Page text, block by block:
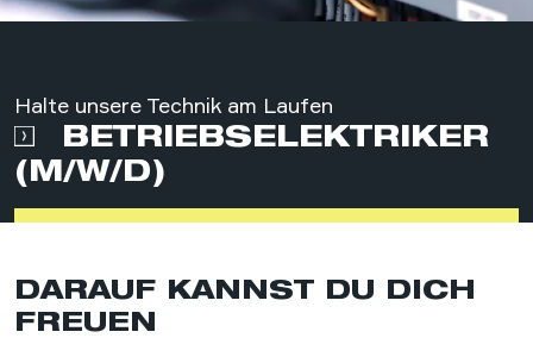
BETRIEBSELEKTRIKER
(M/W/D)
Halte unsere Technik am Laufen
DARAUF KANNST DU DICH
FREUEN